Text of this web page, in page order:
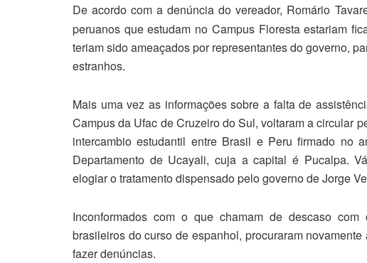
De acordo com a denúncia do vereador, Romário
peruanos que estudam no Campus Floresta estariam
teriam sido ameaçados por representantes do governo,
estranhos.
Mais uma vez as informações sobre a falta de
Campus da Ufac de Cruzeiro do Sul, voltaram a circular
intercambio estudantil entre Brasil e Peru firmado no
Departamento de Ucayali, cuja a capital é Pucalpa.
elogiar o tratamento dispensado pelo governo de Jorge
Inconformados com o que chamam de descaso
brasileiros do curso de espanhol, procuraram
fazer denúncias.